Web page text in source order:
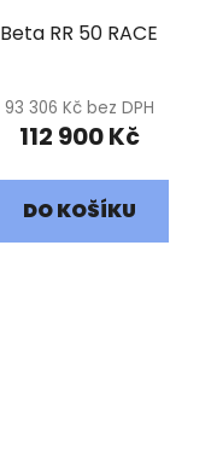
Beta RR 50 RACE
93 306 Kč bez DPH
112 900 Kč
DO KOŠÍKU